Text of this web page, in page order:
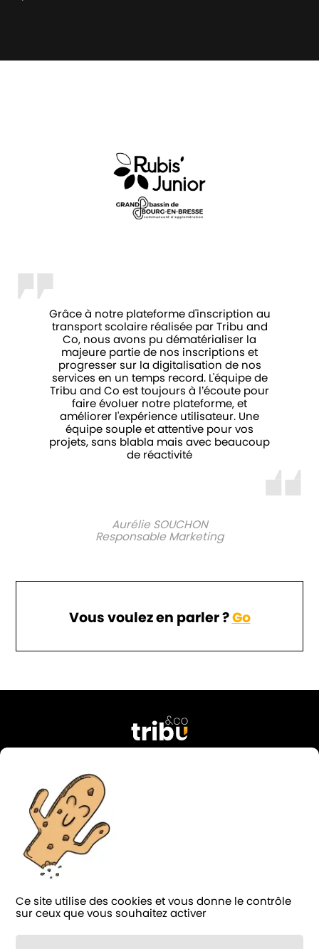
Grâce à notre plateforme d'inscription au
transport scolaire réalisée par Tribu and
Co, nous avons pu dématérialiser la
majeure partie de nos inscriptions et
progresser sur la digitalisation de nos
services en un temps record. L'équipe de
Tribu and Co est toujours à l’écoute pour
faire évoluer notre plateforme, et
améliorer l'expérience utilisateur. Une
équipe souple et attentive pour vos
projets, sans blabla mais avec beaucoup
de réactivité
Aurélie SOUCHON
Responsable Marketing
Vous voulez en parler ?Go
contact@tribu-and-co.fr
LinkedIn Facebook Instagram
Blog
Ce site utilise des cookies et vous donne le contrôle
sur ceux que vous souhaitez activer